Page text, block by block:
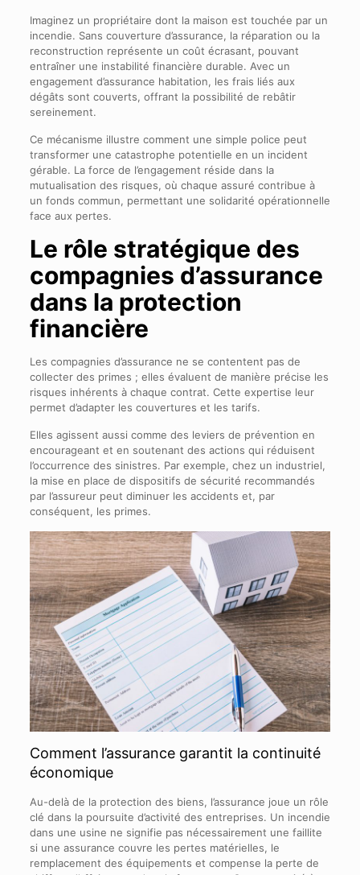
Imaginez un propriétaire dont la maison est touchée par un
incendie. Sans couverture d’assurance, la réparation ou la
reconstruction représente un coût écrasant, pouvant
entraîner une instabilité financière durable. Avec un
engagement d’assurance habitation, les frais liés aux
dégâts sont couverts, offrant la possibilité de rebâtir
sereinement.
Ce mécanisme illustre comment une simple police peut
transformer une catastrophe potentielle en un incident
gérable. La force de l’engagement réside dans la
mutualisation des risques, où chaque assuré contribue à
un fonds commun, permettant une solidarité opérationnelle
face aux pertes.
Le rôle stratégique des
compagnies d’assurance
dans la protection
financière
Les compagnies d’assurance ne se contentent pas de
collecter des primes ; elles évaluent de manière précise les
risques inhérents à chaque contrat. Cette expertise leur
permet d’adapter les couvertures et les tarifs.
Elles agissent aussi comme des leviers de prévention en
encourageant et en soutenant des actions qui réduisent
l’occurrence des sinistres. Par exemple, chez un industriel,
la mise en place de dispositifs de sécurité recommandés
par l’assureur peut diminuer les accidents et, par
conséquent, les primes.
Comment l’assurance garantit la continuité
économique
Au-delà de la protection des biens, l’assurance joue un rôle
clé dans la poursuite d’activité des entreprises. Un incendie
dans une usine ne signifie pas nécessairement une faillite
si une assurance couvre les pertes matérielles, le
remplacement des équipements et compense la perte de